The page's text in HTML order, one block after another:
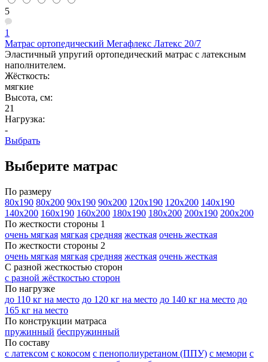
5
1
Матрас ортопедический Мегафлекс Латекс 20/7
Эластичный упругий ортопедический матрас с латексным
наполнителем.
Жёсткость:
мягкие
Высота, см:
21
Нагрузка:
-
Выбрать
Выберите матрас
По размеру
80х190 80х200 90х190 90х200 120х190 120х200 140х190
140х200 160х190 160х200 180х190 180х200 200х190 200х200
По жесткости стороны 1
очень мягкая мягкая средняя жесткая очень жесткая
По жесткости стороны 2
очень мягкая мягкая средняя жесткая очень жесткая
С разной жесткостью сторон
с разной жёсткостью сторон
По нагрузке
до 110 кг на место до 120 кг на место до 140 кг на место до
165 кг на место
По конструкции матраса
пружинный беспружинный
По составу
с латексом с кокосом с пенополиуретаном (ППУ) с мемори с